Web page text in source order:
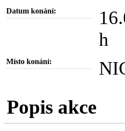
Datum konání:
h
Místo konání:
Popis akce